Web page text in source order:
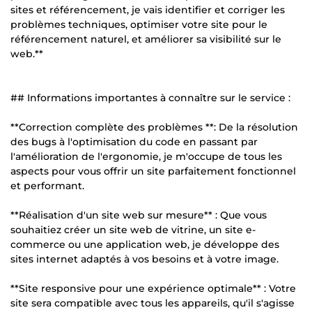
sites et référencement, je vais identifier et corriger les
problèmes techniques, optimiser votre site pour le
référencement naturel, et améliorer sa visibilité sur le
web.**
## Informations importantes à connaître sur le service :
**Correction complète des problèmes **: De la résolution
des bugs à l'optimisation du code en passant par
l'amélioration de l'ergonomie, je m'occupe de tous les
aspects pour vous offrir un site parfaitement fonctionnel
et performant.
**Réalisation d'un site web sur mesure** : Que vous
souhaitiez créer un site web de vitrine, un site e-
commerce ou une application web, je développe des
sites internet adaptés à vos besoins et à votre image.
**Site responsive pour une expérience optimale** : Votre
site sera compatible avec tous les appareils, qu'il s'agisse